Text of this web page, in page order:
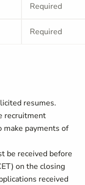
Required
Required
resumes.
recruitment
make payments of
be received before
on the closing
received